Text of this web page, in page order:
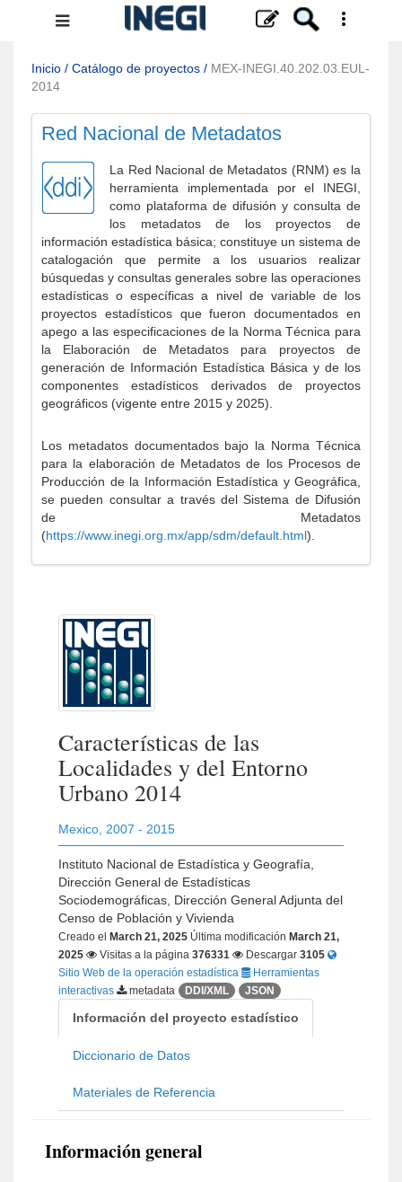
Menú
navegación
Inicio / Catálogo de proyectos / MEX-INEGI.40.202.03.EUL-
2014
Red Nacional de Metadatos
La Red Nacional de Metadatos (RNM) es la
herramienta implementada por el INEGI,
como plataforma de difusión y consulta de
los metadatos de los proyectos de
información estadística básica; constituye un sistema de
catalogación que permite a los usuarios realizar
búsquedas y consultas generales sobre las operaciones
estadísticas o específicas a nivel de variable de los
proyectos estadísticos que fueron documentados en
apego a las especificaciones de la Norma Técnica para
la Elaboración de Metadatos para proyectos de
generación de Información Estadística Básica y de los
componentes estadísticos derivados de proyectos
geográficos (vigente entre 2015 y 2025).
Los metadatos documentados bajo la Norma Técnica
para la elaboración de Metadatos de los Procesos de
Producción de la Información Estadística y Geográfica,
se pueden consultar a través del Sistema de Difusión
de Metadatos
(https://www.inegi.org.mx/app/sdm/default.html).
Características de las
Localidades y del Entorno
Urbano 2014
Mexico 2007 - 2015
Instituto Nacional de Estadística y Geografía,
Dirección General de Estadísticas
Sociodemográficas, Dirección General Adjunta del
Censo de Población y Vivienda
Creado el March 21, 2025 Última modificación March 21,
2025
Visitas a la página 376331 Descargar 3105
Sitio Web de la operación estadística
Herramientas
interactivas
metadata DDI/XML JSON
Información del proyecto estadístico
Diccionario de Datos
Materiales de Referencia
Información general